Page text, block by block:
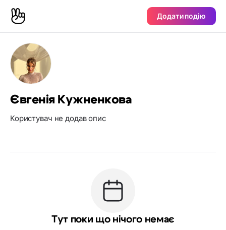
Додати подію
Євгенія Кужненкова
Користувач не додав опис
Тут поки що нічого немає